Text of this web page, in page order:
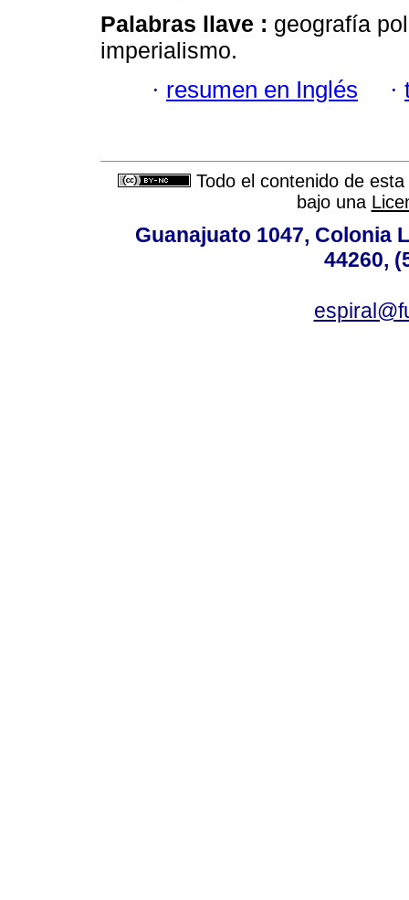
Palabras llave : geografía
imperialismo.
· resumen en Inglés ·
Todo el contenido de
bajo una
Guanajuato 1047, Colonia
44260,